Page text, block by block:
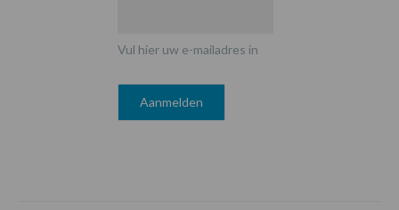
Vul hier uw e-mailadres in